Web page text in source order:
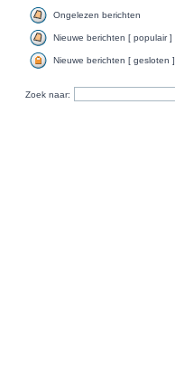
Ongelezen berichten
Nieuwe berichten [ populair ]
Nieuwe berichten [ gesloten ]
Zoek naar: